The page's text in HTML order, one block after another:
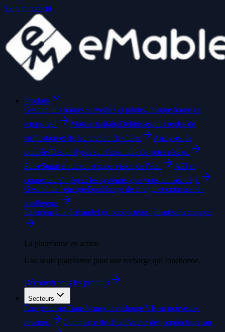
Skip to content
Produits
Gestion des bornesSurveillez et pilotez chaque borne en
temps réel.
Moteur tarifaireDéfinissez des règles de
tarification et de facturation flexibles.
Analyses de
donnéesDes analyses sur l'ensemble de votre réseau.
PulseStatut en direct et supervision de l'état.
API et
connecteursIntégrez les systèmes que vous utilisez déjà.
Gestion de l'énergieÉquilibrage de charge et optimisation
intelligents.
Paiement à la demandeLes conducteurs paient sans compte.
La plateforme en action
Une seule plateforme pour une recharge qui fonctionne.
Découvrir tous les produits
Secteurs
ÉnergéticiensTransformez la recharge VE en nouveaux
revenus.
Commerce de détailAttirez des conducteurs sur